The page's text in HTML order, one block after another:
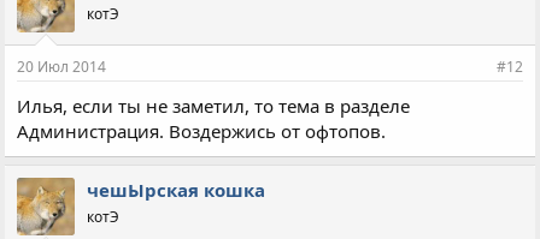
котЭ
20 Июл 2014 #12
Илья, если ты не заметил, то тема в разделе
Администрация. Воздержись от офтопов.
чешЫрская кошка
котЭ